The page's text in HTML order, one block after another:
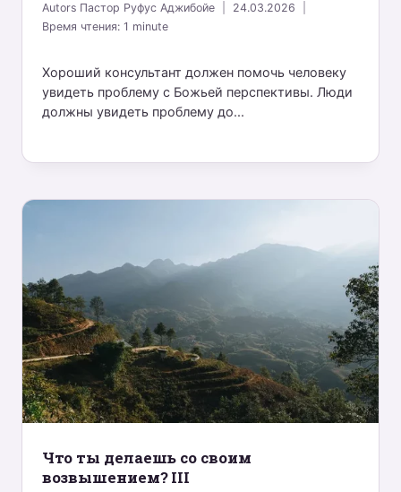
Autors Пастор Руфус Аджибойе
24.03.2026
Время чтения:1 minute
Хороший консультант должен помочь человеку
увидеть проблему с Божьей перспективы. Люди
должны увидеть проблему до...
Что ты делаешь со своим
возвышением? III